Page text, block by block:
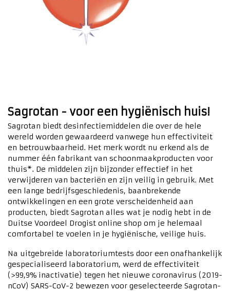
Sagrotan - voor een hygiënisch huis!
Sagrotan biedt desinfectiemiddelen die over de hele
wereld worden gewaardeerd vanwege hun effectiviteit
en betrouwbaarheid. Het merk wordt nu erkend als de
nummer één fabrikant van schoonmaakproducten voor
thuis*. De middelen zijn bijzonder effectief in het
verwijderen van bacteriën en zijn veilig in gebruik. Met
een lange bedrijfsgeschiedenis, baanbrekende
ontwikkelingen en een grote verscheidenheid aan
producten, biedt Sagrotan alles wat je nodig hebt in de
Duitse Voordeel Drogist online shop om je helemaal
comfortabel te voelen in je hygiënische, veilige huis.
Na uitgebreide laboratoriumtests door een onafhankelijk
gespecialiseerd laboratorium, werd de effectiviteit
(>99,9% inactivatie) tegen het nieuwe coronavirus (2019-
nCoV) SARS-CoV-2 bewezen voor geselecteerde Sagrotan-